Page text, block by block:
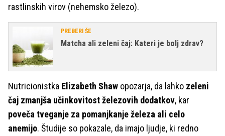
rastlinskih virov (nehemsko železo).
PREBERI ŠE
Matcha ali zeleni čaj: Kateri je bolj zdrav?
Nutricionistka Elizabeth Shaw opozarja, da lahko zeleni
čaj zmanjša učinkovitost železovih dodatkov, kar
poveča tveganje za pomanjkanje železa ali celo
anemijo. Študije so pokazale, da imajo ljudje, ki redno